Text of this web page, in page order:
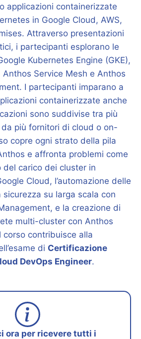
applicazioni containerizzate
in Google Cloud, AWS,
Attraverso presentazioni
i partecipanti esplorano le
Kubernetes Engine (GKE),
Service Mesh e Anthos
I partecipanti imparano a
containerizzate anche
sono suddivise tra più
più fornitori di cloud o on-
copre ogni strato della pila
e affronta problemi come
del carico dei cluster in
Cloud, l’automazione delle
su larga scala con
e la creazione di
multi-cluster con Anthos
corso contribuisce alla
di Certificazione
DevOps Engineer.
ora per ricevere tutti i